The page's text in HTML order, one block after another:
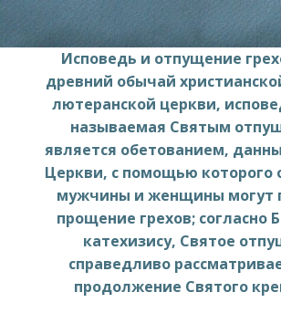
Исповедь и отпущение
древний обычай
лютеранской церкви,
называемая Святым
является обетованием,
Церкви, с помощью которого
мужчины и женщины могут
прощение грехов; согласно
катехизису, Святое
справедливо
продолжение Святого